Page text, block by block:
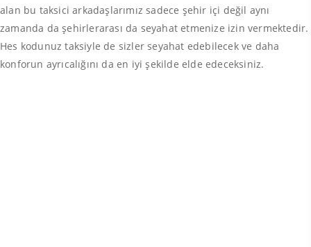
alan bu taksici arkadaşlarımız sadece şehir içi değil aynı
zamanda da şehirlerarası da seyahat etmenize izin vermektedir.
Hes kodunuz taksiyle de sizler seyahat edebilecek ve daha
konforun ayrıcalığını da en iyi şekilde elde edeceksiniz.